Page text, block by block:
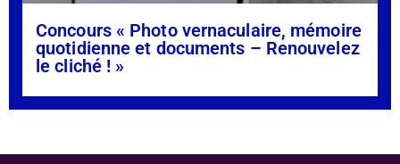
Concours « Photo vernaculaire, mémoire
quotidienne et documents – Renouvelez
le cliché ! »